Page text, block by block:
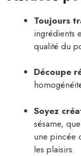
Toujours
ingrédients
qualité du
Découpe
Soyez
sésame,
une pincée
les plaisirs.